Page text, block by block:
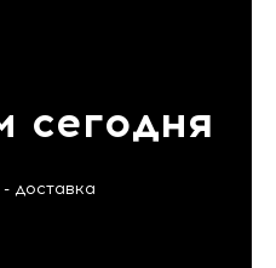
сегодня
доставка